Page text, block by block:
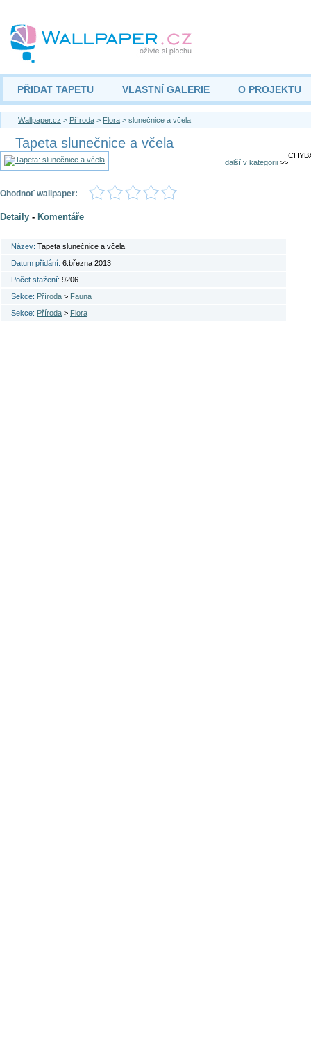
PŘIDAT TAPETU VLASTNÍ GALERIE O PROJEKTU
Wallpaper.cz > Příroda > Flora > slunečnice a včela
Tapeta slunečnice a včela
další v kategorii >>
Ohodnoť wallpaper:
Detaily - Komentáře
Název: Tapeta slunečnice a včela
Datum přidání: 6.března 2013
Počet stažení: 9206
Sekce: Příroda > Fauna
Sekce: Příroda > Flora